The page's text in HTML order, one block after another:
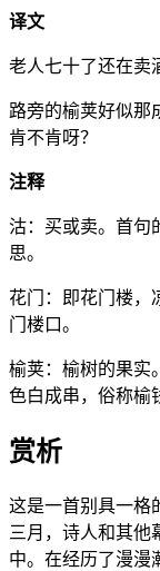
译文
老人七十了还在卖
路旁的榆荚好似那
肯不肯呀？
注释
沽：买或卖。首句
思。
花门：即花门楼，
门楼口。
榆荚：榆树的果实
色白成串，俗称榆
赏析
这是一首别具一格
三月，诗人和其他
中。在经历了漫漫